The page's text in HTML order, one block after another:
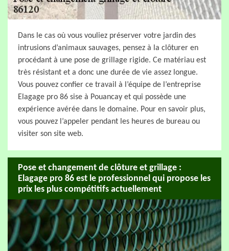
Dans le cas où vous vouliez préserver votre jardin des
intrusions d’animaux sauvages, pensez à la clôturer en
procédant à une pose de grillage rigide. Ce matériau est
très résistant et a donc une durée de vie assez longue.
Vous pouvez confier ce travail à l’équipe de l’entreprise
Elagage pro 86 sise à Pouancay et qui possède une
expérience avérée dans le domaine. Pour en savoir plus,
vous pouvez l’appeler pendant les heures de bureau ou
visiter son site web.
Pose et changement de clôture et grillage :
Elagage pro 86 est le professionnel qui propose les
prix les plus compétitifs actuellement